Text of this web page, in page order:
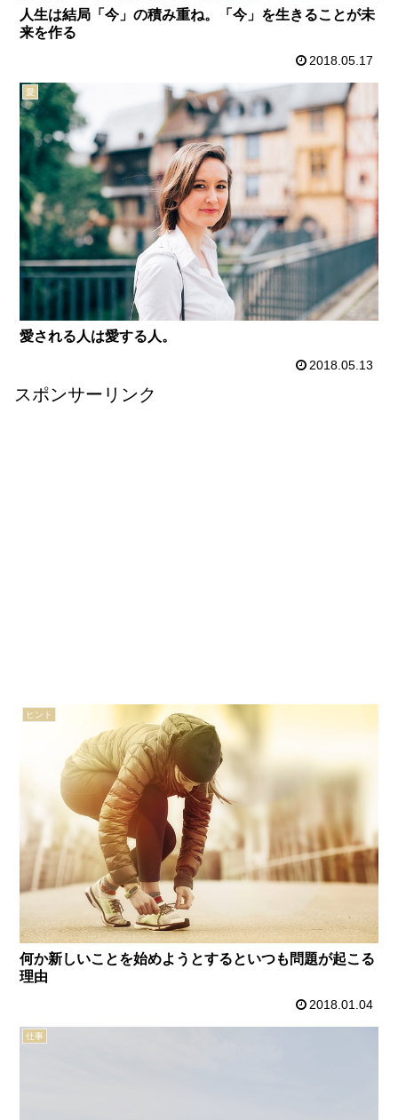
人生は結局「今」の積み重ね。「今」を生きることが未
来を作る
2018.05.17
愛
愛される人は愛する人。
2018.05.13
スポンサーリンク
ヒント
何か新しいことを始めようとするといつも問題が起こる
理由
2018.01.04
仕事